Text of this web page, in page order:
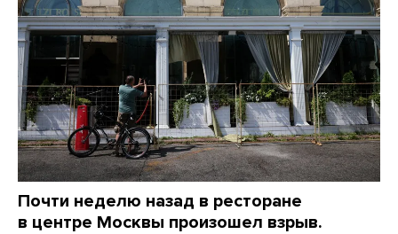
Почти неделю назад в ресторане
в центре Москвы произошел взрыв.